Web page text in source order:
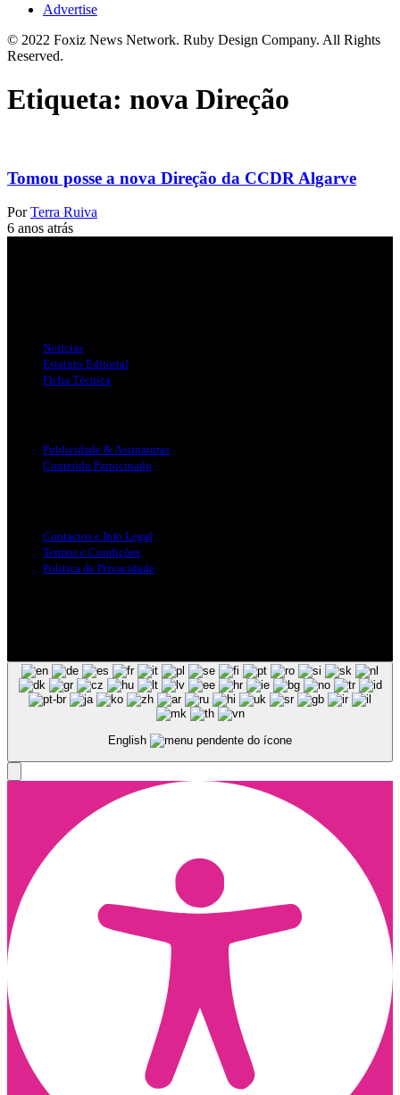
Advertise
© 2022 Foxiz News Network. Ruby Design Company. All Rights
Reserved.
Etiqueta: nova Direção
Tomou posse a nova Direção da CCDR Algarve
Por Terra Ruiva
6 anos atrás
Notícias
Estatuto Editorial
Ficha Técnica
Publicidade & Assinaturas
Conteúdo Patrocinado
Contactos e Info Legal
Termos e Condições
Politica de Privacidade
English